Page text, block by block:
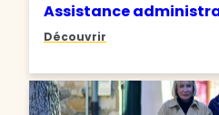
Assistance
Découvrir